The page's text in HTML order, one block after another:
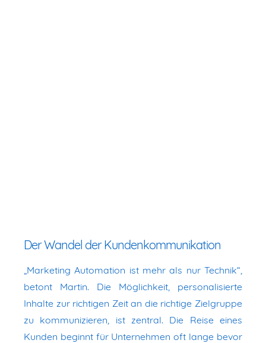
Der Wandel der Kundenkommunikation
„Marketing Automation ist mehr als nur Technik“,
betont Martin. Die Möglichkeit, personalisierte
Inhalte zur richtigen Zeit an die richtige Zielgruppe
zu kommunizieren, ist zentral. Die Reise eines
Kunden beginnt für Unternehmen oft lange bevor